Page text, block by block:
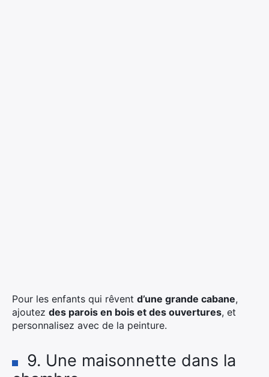
Pour les enfants qui rêvent d’une grande cabane,
ajoutez des parois en bois et des ouvertures, et
personnalisez avec de la peinture.
9. Une maisonnette dans la